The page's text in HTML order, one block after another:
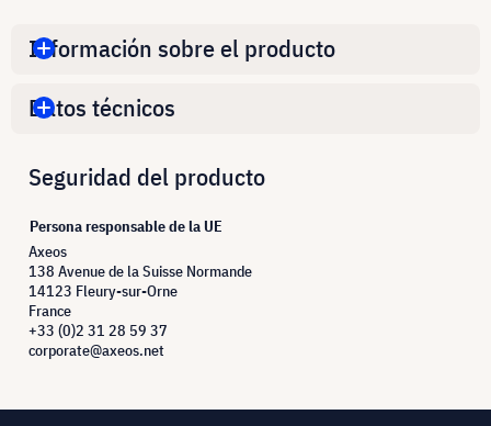
Información sobre el producto
Datos técnicos
Seguridad del producto
Persona responsable de la UE
Axeos
138 Avenue de la Suisse Normande
14123 Fleury-sur-Orne
France
+33 (0)2 31 28 59 37
corporate@axeos.net